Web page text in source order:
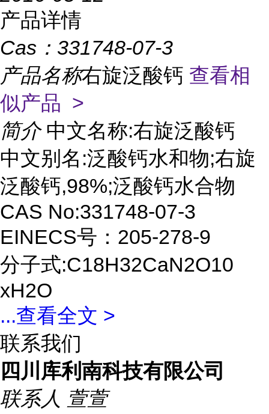
产品详情
Cas： 331748-07-3
产品名称右旋泛酸钙 查看相
似产品 >
简介 中文名称:右旋泛酸钙
中文别名:泛酸钙水和物;右旋
泛酸钙,98%;泛酸钙水合物
CAS No:331748-07-3
EINECS号：205-278-9
分子式:C18H32CaN2O10
xH2O
...查看全文 >
联系我们
四川库利南科技有限公司
联系人 萱萱